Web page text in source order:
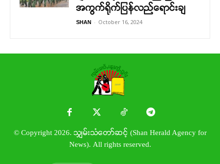
အကွက်ရိုက်ပြန်လည်ရောင်းချ
SHAN - October 16, 2024
© Copyright 2026. သျှမ်းသံတော်ဆင့် (Shan Herald Agency for
News). All rights reserved.